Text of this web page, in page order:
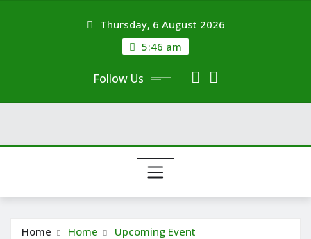
Thursday, 6 August 2026
5:46 am
Follow Us
Home Home Upcoming Event